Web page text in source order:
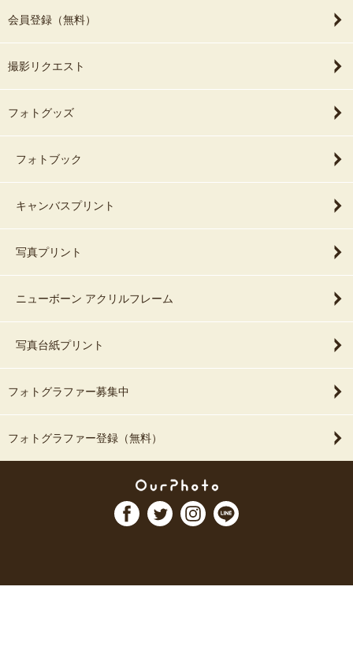
会員登録（無料）
撮影リクエスト
フォトグッズ
フォトブック
キャンバスプリント
写真プリント
ニューボーン アクリルフレーム
写真台紙プリント
フォトグラファー募集中
フォトグラファー登録（無料）